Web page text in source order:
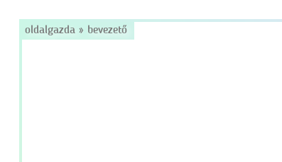
oldalgazda » bevezető